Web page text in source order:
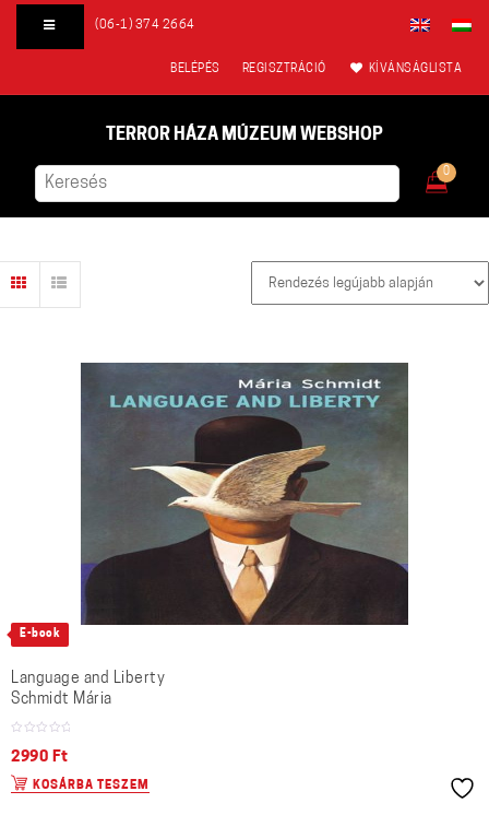
(06-1) 374 2664
BELÉPÉS REGISZTRÁCIÓ KÍVÁNSÁGLISTA
TERROR HÁZA MÚZEUM WEBSHOP
0
E-book
Language and Liberty
Schmidt Mária
2990 Ft
KOSÁRBA TESZEM